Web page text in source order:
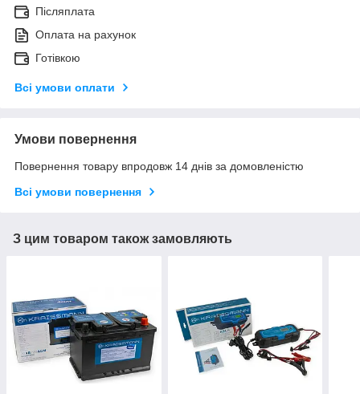
Післяплата
Оплата на рахунок
Готівкою
Всі умови оплати
Умови повернення
Повернення товару впродовж 14 днів за домовленістю
Всі умови повернення
З цим товаром також замовляють